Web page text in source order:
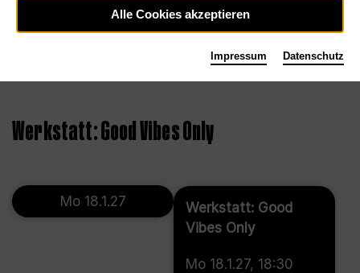
Werkstatt: Good Vibes Only
Mo 18.1.27
Werkstatt: Good
Vibes Only
Mo 18.1.27, 18:30
Alle Cookies akzeptieren
Impressum Datenschutz